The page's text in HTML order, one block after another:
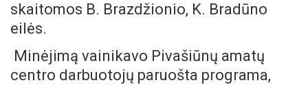
skaitomos B. Brazdžionio, K. Bradūno
eilės.
Minėjimą vainikavo Pivašiūnų amatų
centro darbuotojų paruošta programa,